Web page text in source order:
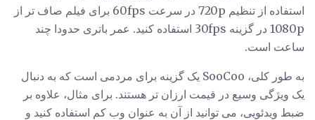
استفاده از تنظیم 720p در سرعت 60fps برای فیلم صاف تر از
1080p در گزینه 30fps استفاده کنید. عمر باتری حدودا چند
ساعت است.
به طور کلی، SooCoo یک گزینه برای مردمی است که به دنبال
یک ویژگی وسیع در قیمت ارزان تر هستند. برای مثال، علاوه بر
ضبط ویدئویی، می توانید از آن به عنوان وب کم استفاده کنید و